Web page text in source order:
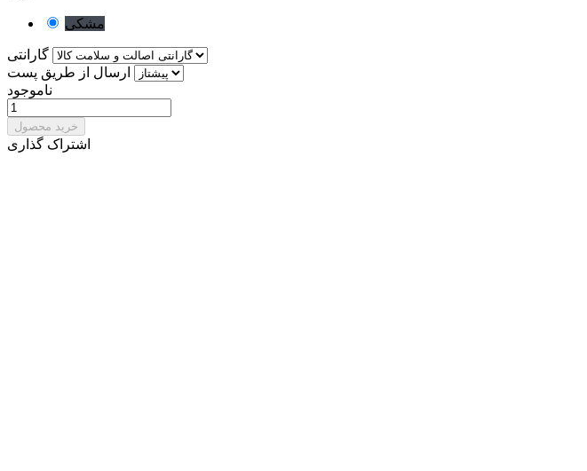
مشکی
گارانتی
ارسال از طریق پست
ناموجود
خرید محصول
اشتراک گذاری